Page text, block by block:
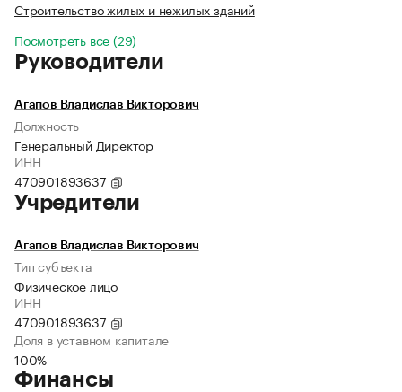
Строительство жилых и нежилых зданий
Посмотреть все (29)
Руководители
Агапов Владислав Викторович
Должность
Генеральный Директор
ИНН
470901893637
Учредители
Агапов Владислав Викторович
Тип субъекта
Физическое лицо
ИНН
470901893637
Доля в уставном капитале
100%
Финансы